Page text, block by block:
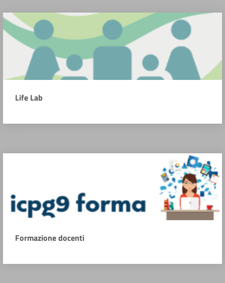
Life Lab
Formazione docenti